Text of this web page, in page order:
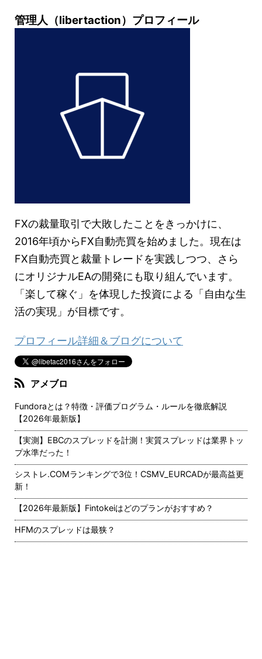
管理人（libertaction）プロフィール
FXの裁量取引で大敗したことをきっかけに、
2016年頃からFX自動売買を始めました。現在は
FX自動売買と裁量トレードを実践しつつ、さら
にオリジナルEAの開発にも取り組んでいます。
「楽して稼ぐ」を体現した投資による「自由な生
活の実現」が目標です。
プロフィール詳細＆ブログについて
アメブロ
Fundoraとは？特徴・評価プログラム・ルールを徹底解説
【2026年最新版】
【実測】EBCのスプレッドを計測！実質スプレッドは業界トッ
プ水準だった！
シストレ.COMランキングで3位！CSMV_EURCADが最高益更
新！
【2026年最新版】Fintokeiはどのプランがおすすめ？
HFMのスプレッドは最狭？